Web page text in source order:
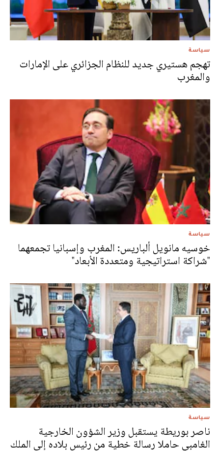
سياسة
تهجم هستيري جديد للنظام الجزائري على الإمارات
والمغرب
سياسة
خوسيه مانويل ألباريس: المغرب وإسبانيا تجمعهما
"شراكة استراتيجية ومتعددة الأبعاد"
سياسة
ناصر بوريطة يستقبل وزير الشؤون الخارجية
الغامبي حاملا رسالة خطية من رئيس بلاده إلى الملك